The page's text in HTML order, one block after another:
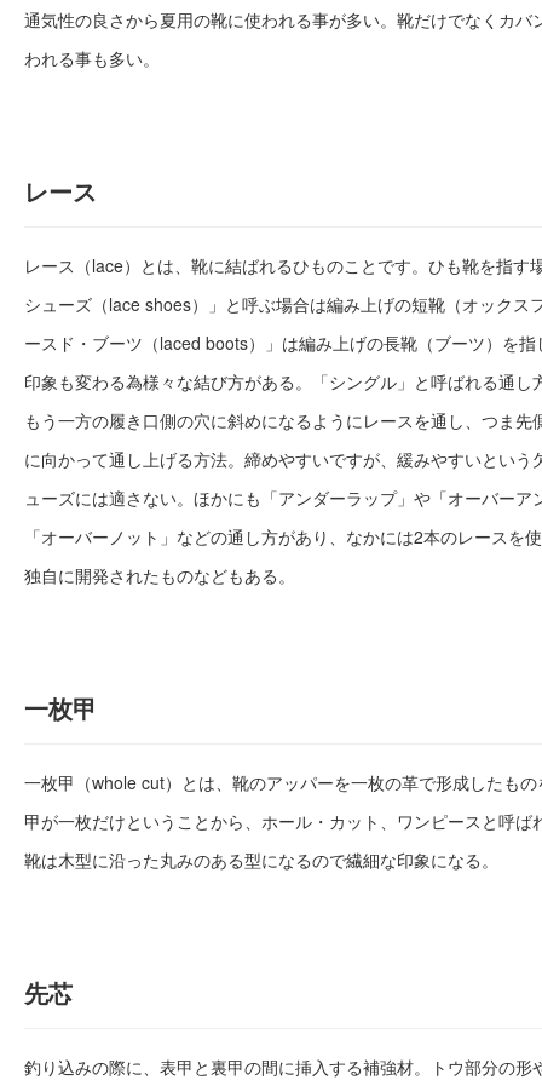
通気性の良さから夏用の靴に使われる事が多い。靴だけでなくカバ
われる事も多い。
レース
レース（lace）とは、靴に結ばれるひものことです。ひも靴を指す
シューズ（lace shoes）」と呼ぶ場合は編み上げの短靴（オックス
ースド・ブーツ（laced boots）」は編み上げの長靴（ブーツ）を
印象も変わる為様々な結び方がある。「シングル」と呼ばれる通し
もう一方の履き口側の穴に斜めになるようにレースを通し、つま先
に向かって通し上げる方法。締めやすいですが、緩みやすいという
ューズには適さない。ほかにも「アンダーラップ」や「オーバーア
「オーバーノット」などの通し方があり、なかには2本のレースを
独自に開発されたものなどもある。
一枚甲
一枚甲（whole cut）とは、靴のアッパーを一枚の革で形成したも
甲が一枚だけということから、ホール・カット、ワンピースと呼ば
靴は木型に沿った丸みのある型になるので繊細な印象になる。
先芯
釣り込みの際に、表甲と裏甲の間に挿入する補強材。トウ部分の形